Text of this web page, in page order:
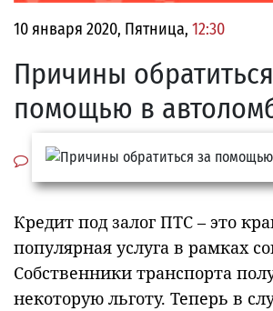
10 января 2020, Пятница, 12:30
Причины
помощью в
Кредит под залог ПТС – это
популярная услуга в рамках
Собственники транспорта
некоторую льготу. Теперь в